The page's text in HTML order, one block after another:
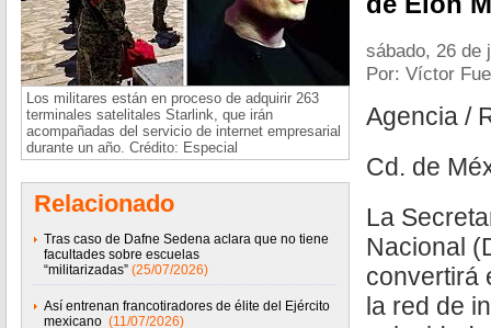
Los militares están en proceso de adquirir 263
terminales satelitales Starlink, que irán
acompañadas del servicio de internet empresarial
durante un año. Crédito: Especial
Relacionado
Tras caso de Dafne Sedena aclara que no tiene
facultades sobre escuelas
“militarizadas” (25/07/2026)
Así entrenan francotiradores de élite del Ejército
mexicano (11/07/2026)
sábado, 26 de
Por: Víctor
Agencia /
Cd. de
La
Nacional
convertirá
la red de